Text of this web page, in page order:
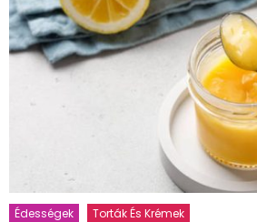
Édességek Torták És Krémek